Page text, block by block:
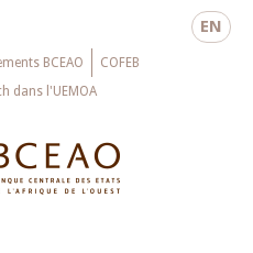
EN
BCEAO
COFEB
dans l'UEMOA